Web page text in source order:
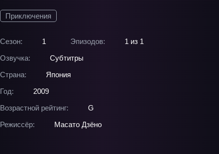
Приключения
Сезон: 1 Эпизодов:
1 из 1
Озвучка:
Субтитры
Страна:
Япония
Год:
2009
Возрастной рейтинг:
G
Режиссёр:
Масато Дзёно